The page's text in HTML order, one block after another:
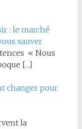
: le marché
sauver
« Nous
[…]
changer pour
la